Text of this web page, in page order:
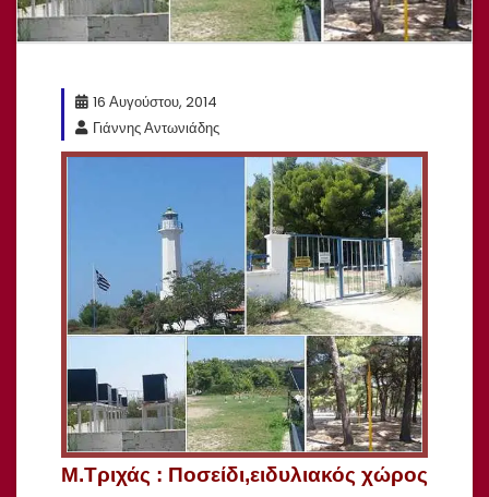
16 Αυγούστου, 2014
Γιάννης Αντωνιάδης
M.Tριχάς : Ποσείδι,ειδυλιακός χώρος